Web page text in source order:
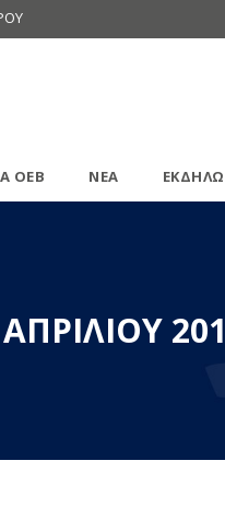
ΟΕΒ ΝΕΑ
ΑΠΡΙΛΙΟΥ